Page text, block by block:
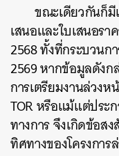
ขณะเดียวกันก็มี
เสนอและใบเสนอร
2568 ทั้งที่กระบวนก
2569 หากข้อมูลดังก
การเตรียมงานล่วง
TOR หรือแม้แต่ประ
ทางการ จึงเกิดข้อส
ทิศทางของโครงการ